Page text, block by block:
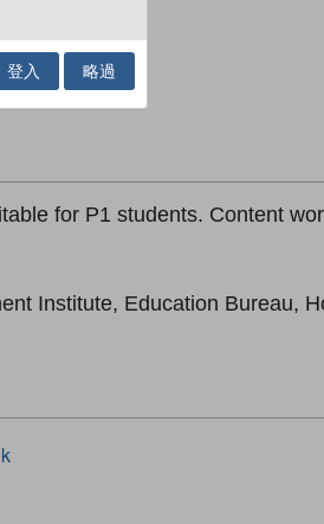
for P1 students. Content
Institute, Education Bureau,
登入 略過